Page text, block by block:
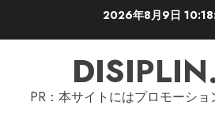
2026年8月9日
PR：本サイトにはプロモーシ